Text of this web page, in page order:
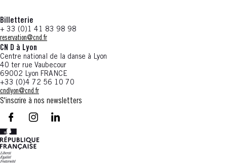
Billetterie
+ 33 (0)1 41 83 98 98
reservation@cnd.fr
CN D à Lyon
Centre national de la danse à Lyon
40 ter rue Vaubecour
69002 Lyon FRANCE
+33 (0)4 72 56 10 70
cndlyon@cnd.fr
S'inscrire à nos newsletters
facebook - CN D - Nouvelle fenêtre
instagram - CN D - Nouvelle fenêtre
LinkedIn - CN D - Nouvelle fenêtre